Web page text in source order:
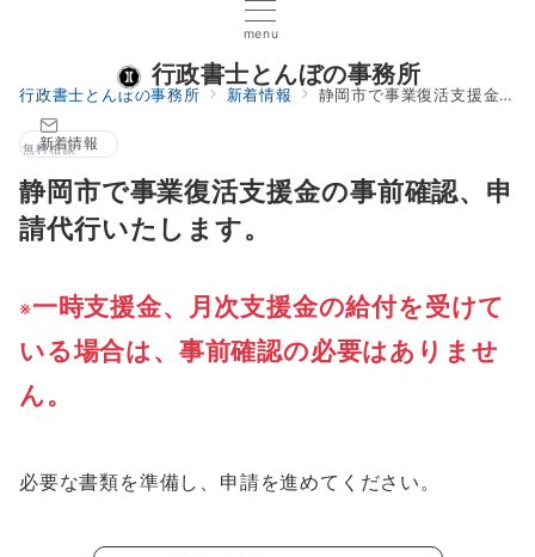
menu
行政書士とんぼの事務所
無料相談
行政書士とんぼの事務所 新着情報 静岡市で事業復活支援金の事前確認、申請代行いたします。
新着情報
静岡市で事業復活支援金の事前確認、申
請代行いたします。
※一時支援金、月次支援金の給付を受けて
いる場合は、事前確認の必要はありませ
ん。
必要な書類を準備し、申請を進めてください。